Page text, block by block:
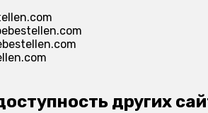
других